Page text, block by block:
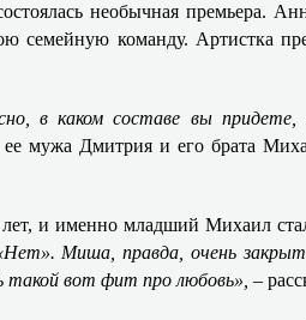
необычная премьера.
семейную команду. Артистка
в каком составе вы
мужа Дмитрия и его брата
и именно младший Михаил
Миша, правда, очень
такой вот фит про любовь»,–